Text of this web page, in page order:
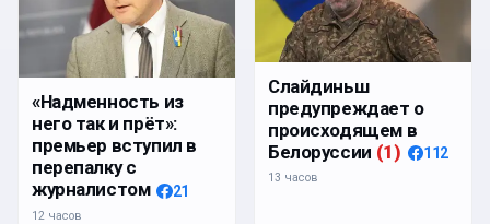
«Надменность из
него так и прёт»:
премьер вступил в
перепалку с
журналистом
21
12 часов
Слайдиньш
предупреждает о
происходящем в
Белоруссии (1) 112
13 часов